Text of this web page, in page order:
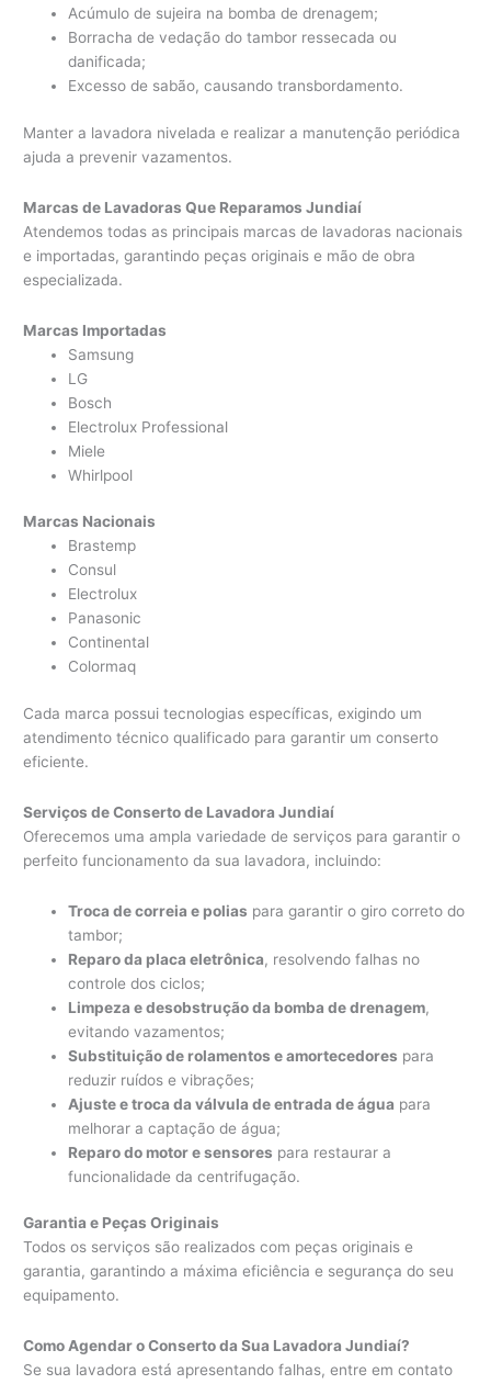
Acúmulo de sujeira na bomba de drenagem;
Borracha de vedação do tambor ressecada ou
danificada;
Excesso de sabão, causando transbordamento.
Manter a lavadora nivelada e realizar a manutenção periódica
ajuda a prevenir vazamentos.
Marcas de Lavadoras Que Reparamos Jundiaí
Atendemos todas as principais marcas de lavadoras nacionais
e importadas, garantindo peças originais e mão de obra
especializada.
Marcas Importadas
Samsung
LG
Bosch
Electrolux Professional
Miele
Whirlpool
Marcas Nacionais
Brastemp
Consul
Electrolux
Panasonic
Continental
Colormaq
Cada marca possui tecnologias específicas, exigindo um
atendimento técnico qualificado para garantir um conserto
eficiente.
Serviços de Conserto de Lavadora Jundiaí
Oferecemos uma ampla variedade de serviços para garantir o
perfeito funcionamento da sua lavadora, incluindo:
Troca de correia e polias para garantir o giro correto do
tambor;
Reparo da placa eletrônica, resolvendo falhas no
controle dos ciclos;
Limpeza e desobstrução da bomba de drenagem,
evitando vazamentos;
Substituição de rolamentos e amortecedores para
reduzir ruídos e vibrações;
Ajuste e troca da válvula de entrada de água para
melhorar a captação de água;
Reparo do motor e sensores para restaurar a
funcionalidade da centrifugação.
Garantia e Peças Originais
Todos os serviços são realizados com peças originais e
garantia, garantindo a máxima eficiência e segurança do seu
equipamento.
Como Agendar o Conserto da Sua Lavadora Jundiaí?
Se sua lavadora está apresentando falhas, entre em contato